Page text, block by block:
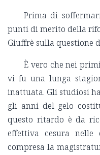
Prima di
punti di merito della
Giuffrè sulla questione
È vero che nei
vi fu una lunga
inattuata. Gli studiosi
gli anni del gelo
questo ritardo è da
effettiva cesura
compresa la